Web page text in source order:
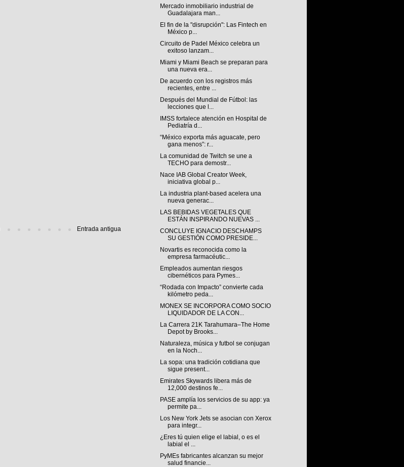
Entrada antigua
Mercado inmobiliario industrial de
Guadalajara man...
El fin de la "disrupción": Las Fintech en
México p...
Circuito de Padel México celebra un
exitoso lanzam...
Miami y Miami Beach se preparan para
una nueva era...
De acuerdo con los registros más
recientes, entre ...
Después del Mundial de Fútbol: las
lecciones que l...
IMSS fortalece atención en Hospital de
Pediatría d...
“México exporta más aguacate, pero
gana menos”: r...
La comunidad de Twitch se une a
TECHO para demostr...
Nace IAB Global Creator Week,
iniciativa global p...
La industria plant-based acelera una
nueva generac...
LAS BEBIDAS VEGETALES QUE
ESTÁN INSPIRANDO NUEVAS ...
CONCLUYE IGNACIO DESCHAMPS
SU GESTIÓN COMO PRESIDE...
Novartis es reconocida como la
empresa farmacéutic...
Empleados aumentan riesgos
cibernéticos para Pymes...
“Rodada con Impacto” convierte cada
kilómetro peda...
MONEX SE INCORPORA COMO SOCIO
LIQUIDADOR DE LA CON...
La Carrera 21K Tarahumara–The Home
Depot by Brooks...
Naturaleza, música y futbol se conjugan
en la Noch...
La sopa: una tradición cotidiana que
sigue present...
Emirates Skywards libera más de
12,000 destinos fe...
PASE amplía los servicios de su app: ya
permite pa...
Los New York Jets se asocian con Xerox
para integr...
¿Eres tú quien elige el labial, o es el
labial el ...
PyMEs fabricantes alcanzan su mejor
salud financie...